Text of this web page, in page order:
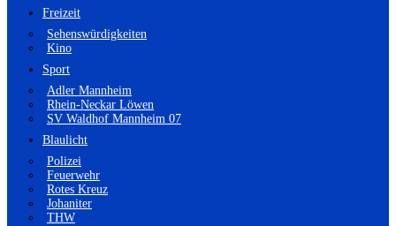
Freizeit
Sehenswürdigkeiten
Kino
Sport
Adler Mannheim
Rhein-Neckar Löwen
SV Waldhof Mannheim 07
Blaulicht
Polizei
Feuerwehr
Rotes Kreuz
Johaniter
THW